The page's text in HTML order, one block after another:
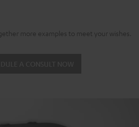
more examples to meet your wishes.